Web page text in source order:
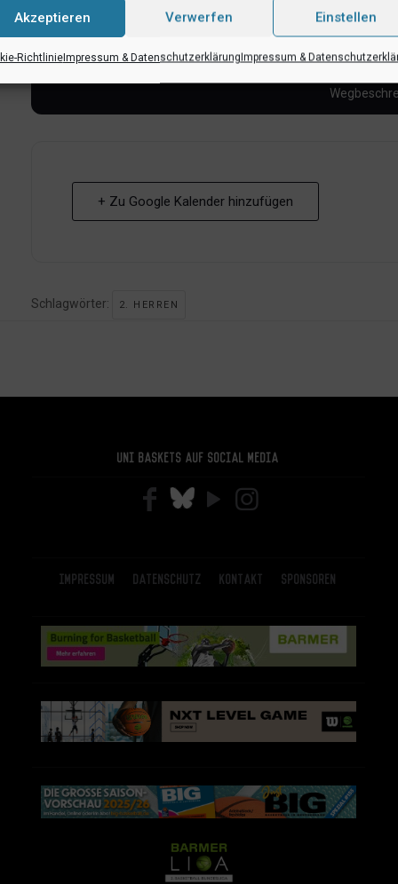
Akzeptieren Verwerfen Einstellen
RichtlinieImpressum & DatenschutzerklärungImpressum &
+ Zu Google Kalender hinzufügen
Schlagwörter: 2. HERREN
Uni Baskets auf Social Media
Impressum Datenschutz Kontakt Sponsoren